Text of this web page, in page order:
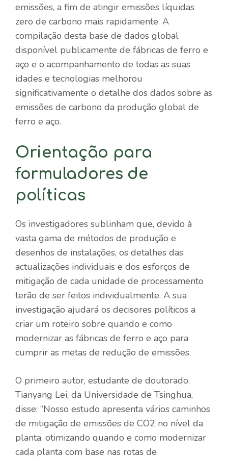
emissões, a fim de atingir emissões líquidas
zero de carbono mais rapidamente. A
compilação desta base de dados global
disponível publicamente de fábricas de ferro e
aço e o acompanhamento de todas as suas
idades e tecnologias melhorou
significativamente o detalhe dos dados sobre as
emissões de carbono da produção global de
ferro e aço.
Orientação para
formuladores de
políticas
Os investigadores sublinham que, devido à
vasta gama de métodos de produção e
desenhos de instalações, os detalhes das
actualizações individuais e dos esforços de
mitigação de cada unidade de processamento
terão de ser feitos individualmente. A sua
investigação ajudará os decisores políticos a
criar um roteiro sobre quando e como
modernizar as fábricas de ferro e aço para
cumprir as metas de redução de emissões.
O primeiro autor, estudante de doutorado,
Tianyang Lei, da Universidade de Tsinghua,
disse: “Nosso estudo apresenta vários caminhos
de mitigação de emissões de CO2 no nível da
planta, otimizando quando e como modernizar
cada planta com base nas rotas de